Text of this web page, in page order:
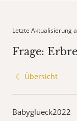
Letzte Aktualisierung
Frage:
Übersicht
Babyglueck2022